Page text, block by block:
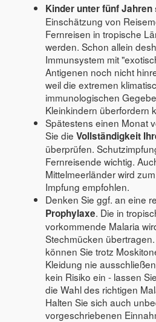
Kinder unter fünf Jahren
Einschätzung von
Fernreisen in tropische
werden. Schon allein
Immunsystem mit
Antigenen noch nicht
weil die extremen
immunologischen
Kleinkindern überfordern
Spätestens einen Monat
Sie dieVollständigkeit
überprüfen.
Fernreisende wichtig.
Mittelmeerländer wird
Impfung empfohlen.
Denken Sie ggf. an eine
Prophylaxe. Die in
vorkommende Malaria
Stechmücken
können Sie trotz
Kleidung nie
kein Risiko ein - lassen
die Wahl des richtigen
Halten Sie sich auch
vorgeschriebenen